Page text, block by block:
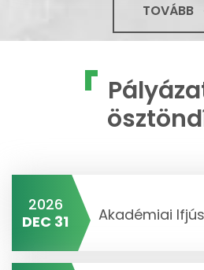
TOVÁBB
2026
DEC 31
Akadémiai